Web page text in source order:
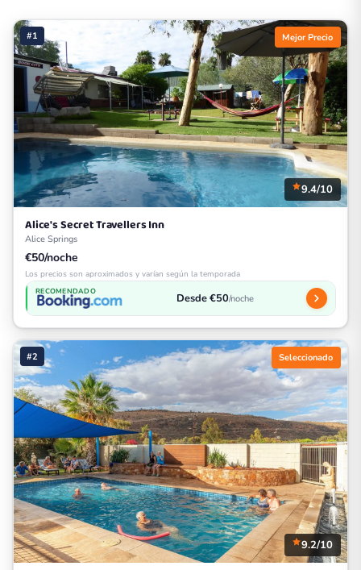
#1 Mejor Precio
9.4/10
Alice's Secret Travellers Inn
Alice Springs
€50/noche
Los precios son aproximados y varían según la temporada
RECOMENDADO Desde €50/noche
#2 Seleccionado
9.2/10